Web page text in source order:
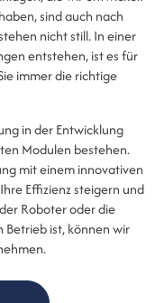
sind auch nach
nicht still. In einer
entstehen, ist es für
immer die richtige
in der Entwicklung
Modulen bestehen.
mit einem innovativen
Effizienz steigern und
Roboter oder die
Betrieb ist, können wir